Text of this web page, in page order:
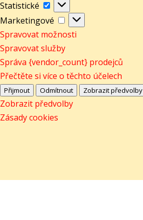
Statistické
Statistické
Marketingové
Marketingové
Spravovat možnosti
Spravovat služby
Správa {vendor_count} prodejců
Přečtěte si více o těchto účelech
Přijmout Odmítnout Zobrazit předvolby
Zobrazit předvolby
Zásady cookies